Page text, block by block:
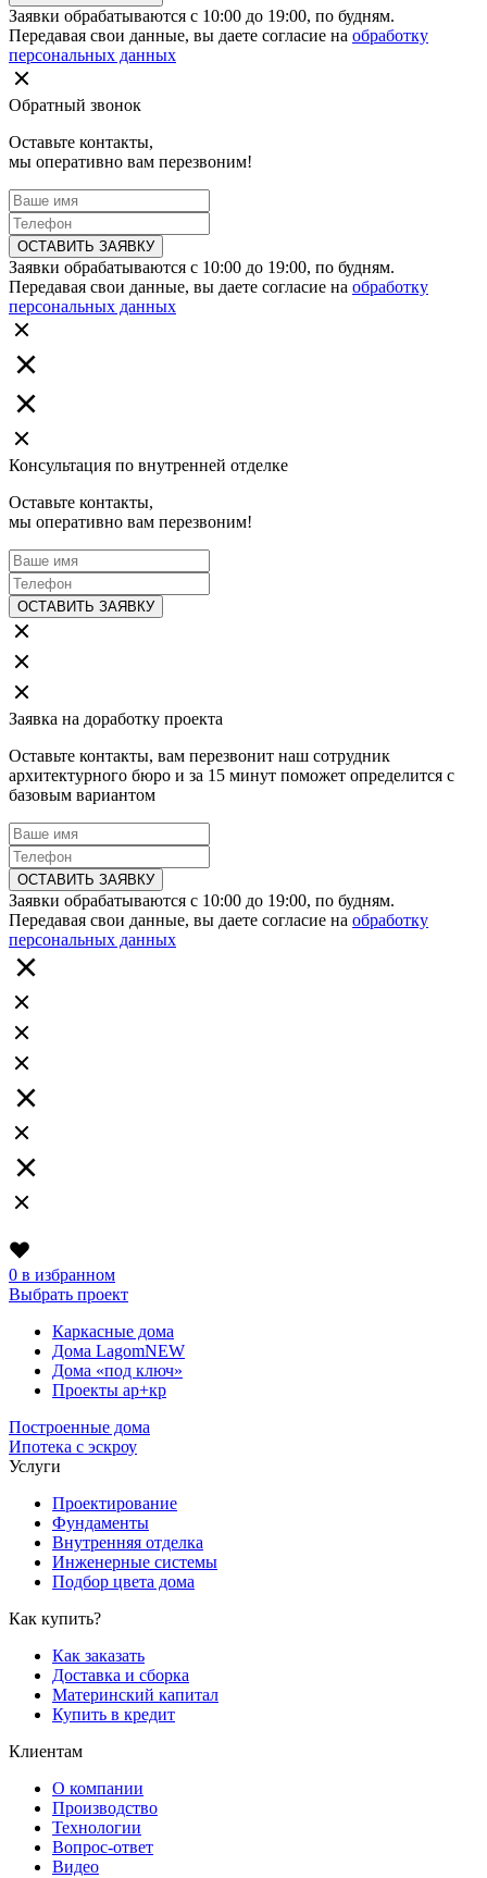
Заявки обрабатываются с 10:00 до 19:00, по будням.
Передавая свои данные, вы даете согласие на обработку
персональных данных
Обратный звонок
Оставьте контакты,
мы оперативно вам перезвоним!
ОСТАВИТЬ ЗАЯВКУ
Заявки обрабатываются с 10:00 до 19:00, по будням.
Передавая свои данные, вы даете согласие на обработку
персональных данных
Консультация по внутренней отделке
Оставьте контакты,
мы оперативно вам перезвоним!
ОСТАВИТЬ ЗАЯВКУ
Заявка на доработку проекта
Оставьте контакты, вам перезвонит наш сотрудник
архитектурного бюро и за 15 минут поможет определится с
базовым вариантом
ОСТАВИТЬ ЗАЯВКУ
Заявки обрабатываются с 10:00 до 19:00, по будням.
Передавая свои данные, вы даете согласие на обработку
персональных данных
0 в избранном
Выбрать проект
Каркасные дома
Дома LagomNEW
Дома «под ключ»
Проекты ар+кр
Построенные дома
Ипотека с эскроу
Услуги
Проектирование
Фундаменты
Внутренняя отделка
Инженерные системы
Подбор цвета дома
Как купить?
Как заказать
Доставка и сборка
Материнский капитал
Купить в кредит
Клиентам
О компании
Производство
Технологии
Вопрос-ответ
Видео